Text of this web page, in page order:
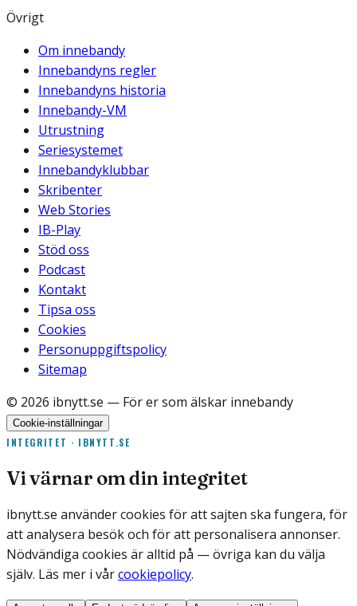
Övrigt
Om innebandy
Innebandyns regler
Innebandyns historia
Innebandy-VM
Utrustning
Seriesystemet
Innebandyklubbar
Skribenter
Web Stories
IB-Play
Stöd oss
Podcast
Kontakt
Tipsa oss
Cookies
Personuppgiftspolicy
Sitemap
© 2026 ibnytt.se — För er som älskar innebandy
Cookie-inställningar
INTEGRITET · IBNYTT.SE
Vi värnar om din integritet
ibnytt.se använder cookies för att sajten ska fungera, för
att analysera besök och för att personalisera annonser.
Nödvändiga cookies är alltid på — övriga kan du välja
själv. Läs mer i vårcookiepolicy.